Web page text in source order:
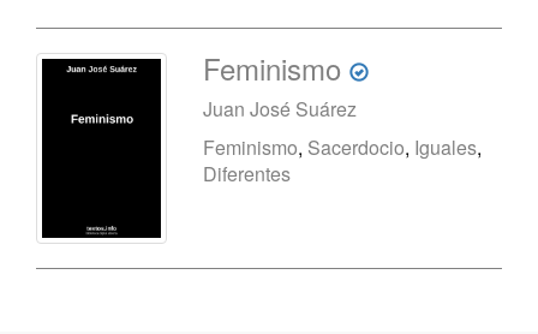
Feminismo
Juan José Suárez
Feminismo, Sacerdocio, Iguales,
Diferentes